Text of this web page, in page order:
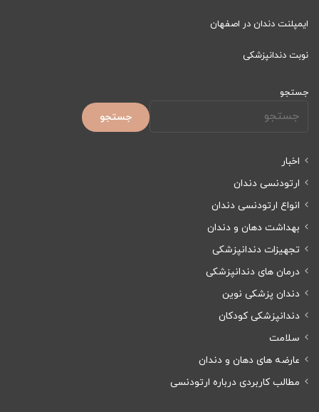
ایمپلنت دندان در اصفهان
نوبت دندانپزشکی
جستجو
جستجو
اخبار
ارتودنسی دندان
انواع ارتودنسی دندان
بهداشت دهان و دندان
تجهیزات دندانپزشکی
درمان های دندانپزشکی
دندان پزشکی نوین
دندانپزشکی کودکان
سلامت
عارضه های دهان و دندان
مطالب کاربردی درباره ارتودنسی